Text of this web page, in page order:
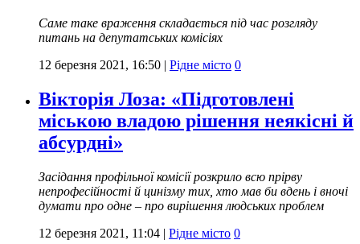
Саме таке враження складається під час розгляду
питань на депутатських комісіях
12 березня 2021, 16:50 | Рідне місто 0
Вікторія Лоза: «Підготовлені
міською владою рішення неякісні й
абсурдні»
Засідання профільної комісії розкрило всю прірву
непрофесійності й цинізму тих, хто мав би вдень і вночі
думати про одне – про вирішення людських проблем
12 березня 2021, 11:04 | Рідне місто 0